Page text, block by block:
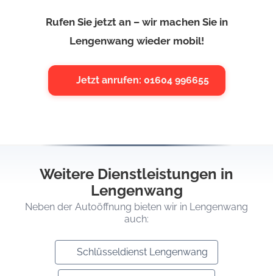
Rufen Sie jetzt an – wir machen Sie in
Lengenwang wieder mobil!
Jetzt anrufen: 01604 996655
Weitere Dienstleistungen in
Lengenwang
Neben der Autoöffnung bieten wir in Lengenwang
auch:
Schlüsseldienst Lengenwang